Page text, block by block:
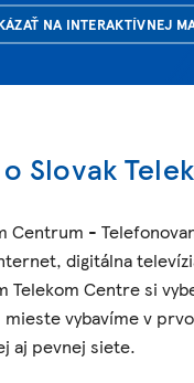
NA INTERAKTÍVNEJ
Slovak
Centrum -
digitálna
Telekom Centre si
vybavíme v
aj pevnej siete.